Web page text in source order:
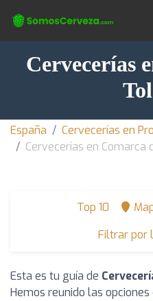
Cervecerías
España
Cervecerías en
Cervecerías en Comarca
Top 10
Filtrar por
Esta es tu guía de
Hemos reunido las